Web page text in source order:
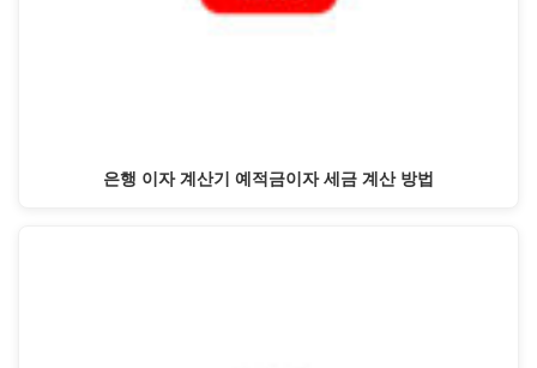
은행 이자 계산기 예적금이자 세금 계산 방법